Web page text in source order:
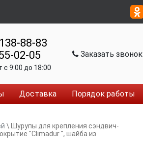
88-83
02-05
c 9:00 до 18:00
Заказать звонок
Доставка Порядок работы
\
Шурупы для крепления сэндвич-
"Сlimadur ", шайба из